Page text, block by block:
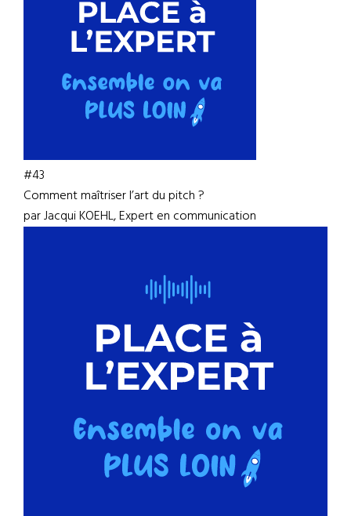
#43
Comment maîtriser l’art du pitch ?
par Jacqui KOEHL, Expert en communication